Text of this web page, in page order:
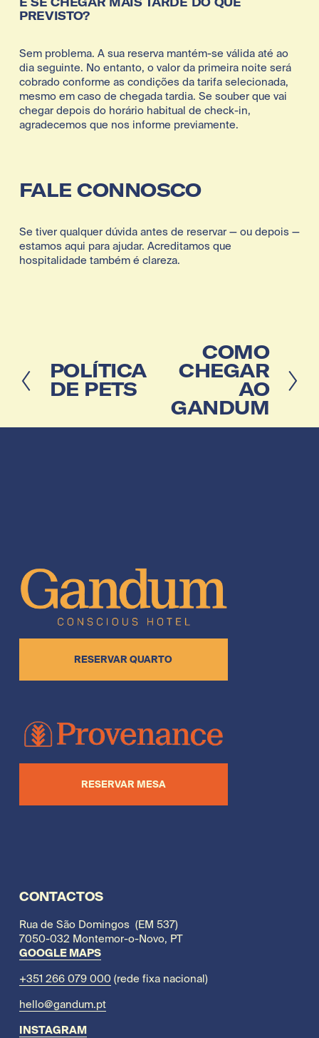
E SE CHEGAR MAIS TARDE DO QUE
PREVISTO?
Sem problema. A sua reserva mantém-se válida até ao
dia seguinte. No entanto, o valor da primeira noite será
cobrado conforme as condições da tarifa selecionada,
mesmo em caso de chegada tardia. Se souber que vai
chegar depois do horário habitual de check-in,
agradecemos que nos informe previamente.
FALE CONNOSCO
Se tiver qualquer dúvida antes de reservar — ou depois —
estamos aqui para ajudar. Acreditamos que
hospitalidade também é clareza.
A
n
t
r
POLÍTICA
DE PETS
COMO
CHEGAR
AO
GANDUM
RESERVAR QUARTO
RESERVAR MESA
CONTACTOS
Rua de São Domingos  (EM 537)
7050-032 Montemor-o-Novo, PT
GOOGLE MAPS
+351 266 079 000 (rede fixa nacional)
hello@gandum.pt
INSTAGRAM